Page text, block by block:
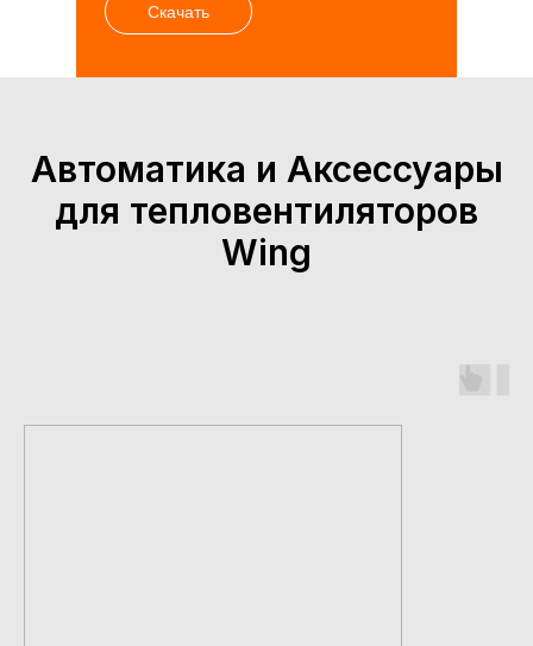
Скачать
Автоматика и Аксессуары
для тепловентиляторов
Wing